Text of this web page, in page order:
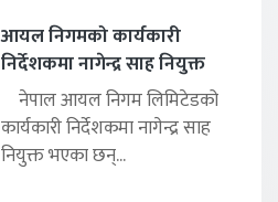
आयल निगमको कार्यकारी
निर्देशकमा नागेन्द्र साह नियुक्त
नेपाल आयल निगम लिमिटेडको
कार्यकारी निर्देशकमा नागेन्द्र साह
नियुक्त भएका छन्...